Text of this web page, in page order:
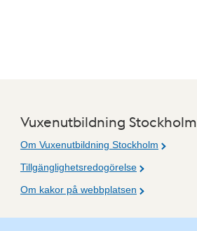
Vuxenutbildning Stockholm
Om Vuxenutbildning Stockholm
Tillgänglighetsredogörelse
Om kakor på webbplatsen